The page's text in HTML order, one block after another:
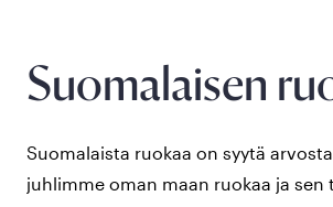
Suomalaisen
Suomalaista ruokaa on syytä
juhlimme oman maan ruokaa ja